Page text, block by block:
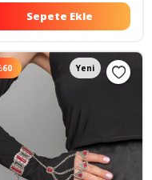
Sepete Ekle
60 Yeni